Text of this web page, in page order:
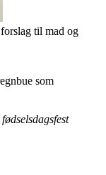
til mad og
som